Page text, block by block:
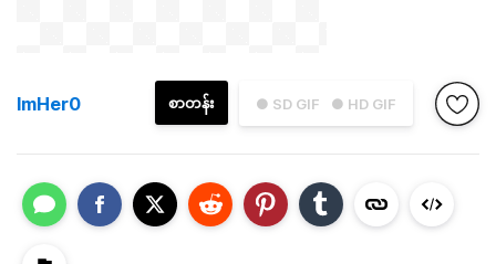
● SD GIF ● HD GIF
စာတန်း
ImHer0